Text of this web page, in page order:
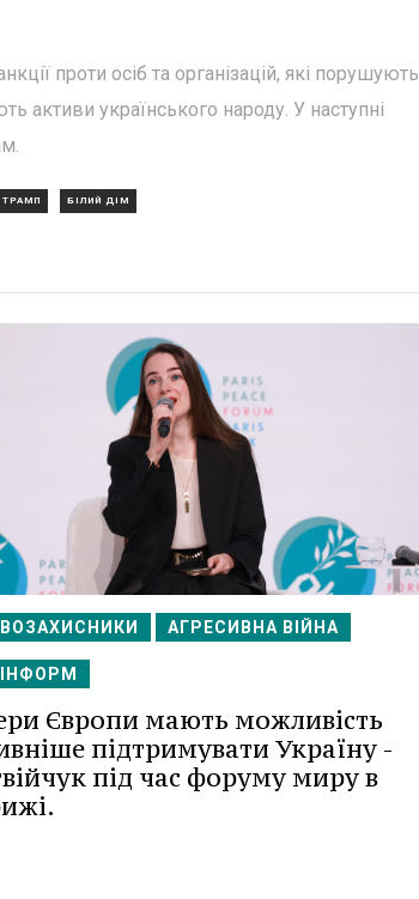
проти осіб та організацій, які порушують
активи українського народу. У наступні
БІЛИЙ ДІМ
АГРЕСИВНА ВІЙНА
Європи мають можливість
підтримувати Україну -
під час форуму миру в